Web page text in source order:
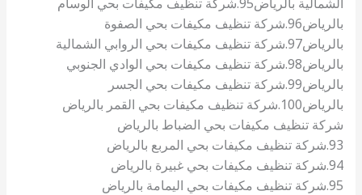
بالرياض
96.شركة تنظيف مكيفات بحي الصفوة
بالرياض
97.شركة تنظيف مكيفات بحي الروابي الشمالية
بالرياض
98.شركة تنظيف مكيفات بحي الوادي الجنوبي
بالرياض
99.شركة تنظيف مكيفات بحي الجسر
بالرياض100.شركة تنظيف مكيفات بحي القمر بالرياض
شركة تنظيف مكيفات بحي الضباط بالرياض
93.شركة تنظيف مكيفات بحي المربع بالرياض
94.شركة تنظيف مكيفات بحي غبيرة بالرياض
95.شركة تنظيف مكيفات بحي اليمامة بالرياض